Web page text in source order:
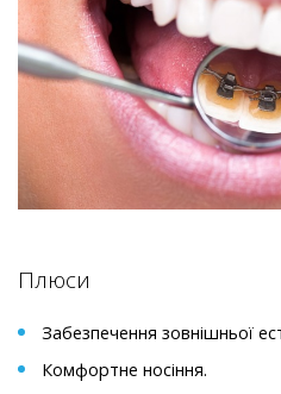
Плюси
Забезпечення зовнішньої
Комфортне носіння.